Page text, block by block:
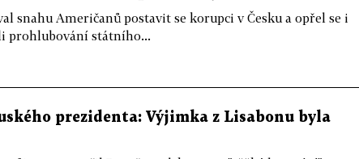
snahu Američanů postavit se korupci v Česku a opřel se i
prohlubování státního...
prezidenta: Výjimka z Lisabonu byla